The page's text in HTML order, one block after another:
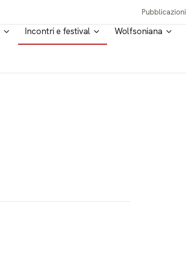
Pubblicazioni
Incontri e festival Wolfsoniana